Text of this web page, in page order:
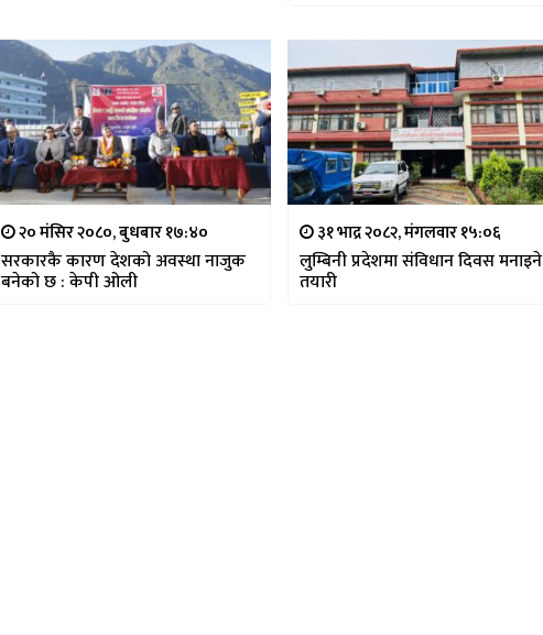
२० मंसिर २०८०, बुधबार १७:४०
सरकारकै कारण देशको अवस्था नाजुक
बनेको छ : केपी ओली
३१ भाद्र २०८२, मंगलवार १५:०६
लुम्बिनी प्रदेशमा संविधान दिवस मनाइने
तयारी